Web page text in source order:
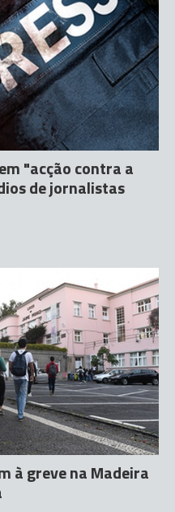
"acção contra a
de jornalistas
à greve na Madeira